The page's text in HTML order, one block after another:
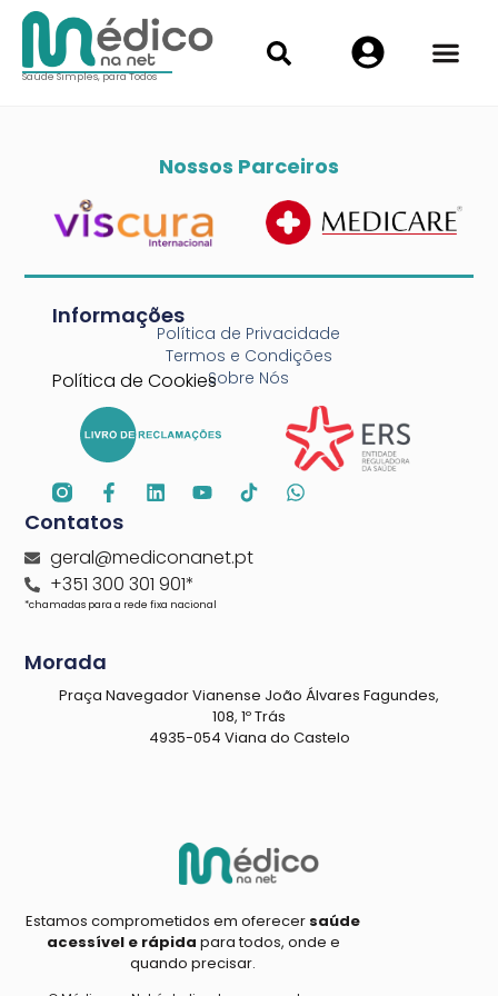
Saúde Simples, para Todos
Nossos Parceiros
Estamos comprometidos em oferecer saúde
acessível e rápida para todos, onde e
quando precisar.
Informações
Política de Privacidade
Termos e Condições
Sobre Nós
Política de Cookies
Contatos
geral@mediconanet.pt
+351 300 301 901*
*chamadas para a rede fixa nacional
Morada
Praça Navegador Vianense João Álvares Fagundes,
108, 1º Trás
4935-054 Viana do Castelo